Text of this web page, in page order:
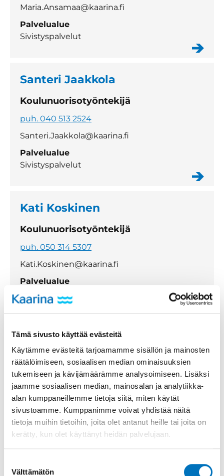
Tämä sivusto käyttää evästeitä
Käytämme evästeitä tarjoamamme sisällön ja mainosten
räätälöimiseen, sosiaalisen median ominaisuuksien
tukemiseen ja kävijämäärämme analysoimiseen. Lisäksi
jaamme sosiaalisen median, mainosalan ja analytiikka-
alan kumppaneillemme tietoja siitä, miten käytät
sivustoamme. Kumppanimme voivat yhdistää näitä
tietoja muihin tietoihin, joita olet antanut heille tai joita on
kerätty, kun olet käyttänyt heidän palvelujaan.
valinta
Välttämätön
Maria.Ansamaa@kaarina.fi
Palvelualue
Sivistyspalvelut
Santeri Jaakkola
Koulunuorisotyöntekijä
puh. 040 513 2524
Santeri.Jaakkola@kaarina.fi
Palvelualue
Sivistyspalvelut
Kati Koskinen
Koulunuorisotyöntekijä
puh. 050 314 5307
Kati.Koskinen@kaarina.fi
Palvelualue
Sivistyspalvelut
Anssi Varke
Koulunuorisotyöntekijä
puh. 050 314 6135
Palvelualue
Sivistyspalvelut